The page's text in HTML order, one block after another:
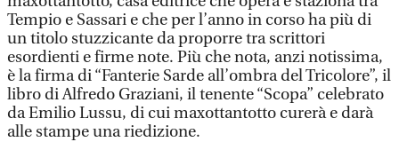
Tempio e Sassari e che per l’anno in corso ha più di
un titolo stuzzicante da proporre tra scrittori
esordienti e firme note. Più che nota, anzi notissima,
è la firma di “Fanterie Sarde all’ombra del Tricolore”, il
libro di Alfredo Graziani, il tenente “Scopa” celebrato
da Emilio Lussu, di cui maxottantotto curerà e darà
alle stampe una riedizione.